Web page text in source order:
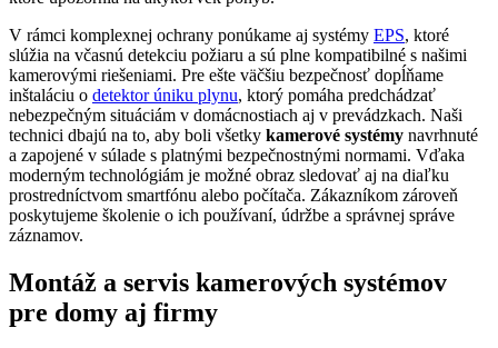
V rámci komplexnej ochrany ponúkame aj systémy EPS, ktoré
slúžia na včasnú detekciu požiaru a sú plne kompatibilné s našimi
kamerovými riešeniami. Pre ešte väčšiu bezpečnosť dopĺňame
inštaláciu o detektor úniku plynu, ktorý pomáha predchádzať
nebezpečným situáciám v domácnostiach aj v prevádzkach. Naši
technici dbajú na to, aby boli všetky kamerové systémy navrhnuté
a zapojené v súlade s platnými bezpečnostnými normami. Vďaka
moderným technológiám je možné obraz sledovať aj na diaľku
prostredníctvom smartfónu alebo počítača. Zákazníkom zároveň
poskytujeme školenie o ich používaní, údržbe a správnej správe
záznamov.
Montáž a servis kamerových systémov
pre domy aj firmy